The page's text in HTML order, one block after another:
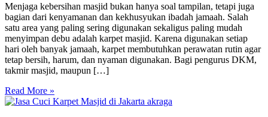
Menjaga kebersihan masjid bukan hanya soal tampilan, tetapi juga
bagian dari kenyamanan dan kekhusyukan ibadah jamaah. Salah
satu area yang paling sering digunakan sekaligus paling mudah
menyimpan debu adalah karpet masjid. Karena digunakan setiap
hari oleh banyak jamaah, karpet membutuhkan perawatan rutin agar
tetap bersih, harum, dan nyaman digunakan. Bagi pengurus DKM,
takmir masjid, maupun […]
Read More »